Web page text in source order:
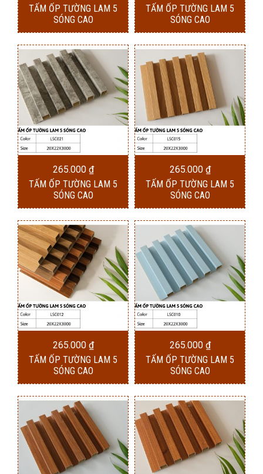
TẤM ỐP TƯỜNG LAM 5
SÓNG CAO
TẤM ỐP TƯỜNG LAM 5
SÓNG CAO
265.000 ₫
TẤM ỐP TƯỜNG LAM 5
SÓNG CAO
265.000 ₫
TẤM ỐP TƯỜNG LAM 5
SÓNG CAO
265.000 ₫
TẤM ỐP TƯỜNG LAM 5
SÓNG CAO
265.000 ₫
TẤM ỐP TƯỜNG LAM 5
SÓNG CAO